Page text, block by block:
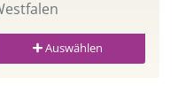
Auswählen